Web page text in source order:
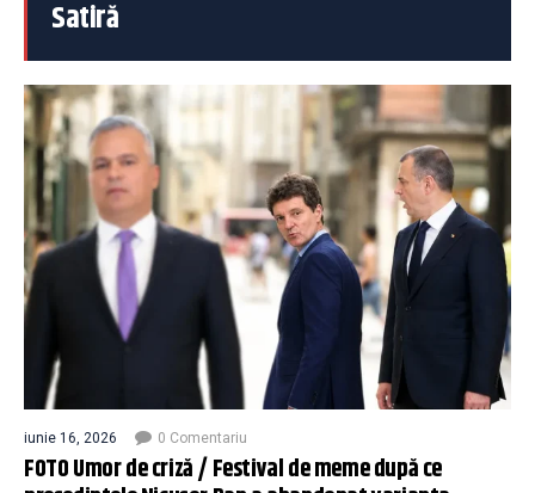
Satiră
iunie 16, 2026 0 Comentariu
FOTO Umor de criză / Festival de meme după ce